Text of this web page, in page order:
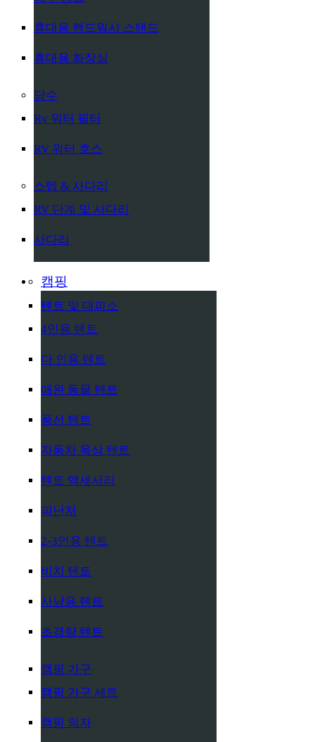
휴대용 핸드워시 스탠드
휴대용 화장실
담수
Rv 워터 필터
RV 워터 호스
스텝 & 사다리
RV 단계 및 사다리
사다리
캠핑
텐트 및 대피소
4인용 텐트
다 인용 텐트
애완 동물 텐트
풍선 텐트
자동차 옥상 텐트
텐트 액세서리
피난처
2-3인용 텐트
비치 텐트
사냥용 텐트
초경량 텐트
캠핑 가구
캠핑 가구 세트
캠핑 의자